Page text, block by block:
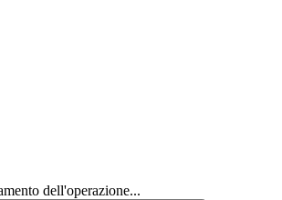
dell'operazione...